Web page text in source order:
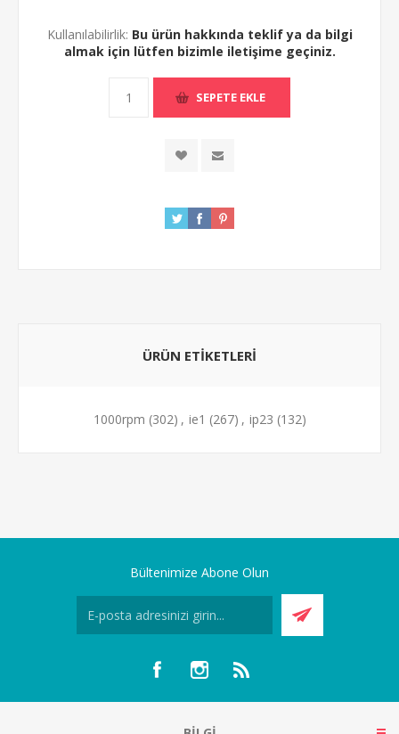
Kullanılabilirlik: Bu ürün hakkında teklif ya da bilgi
almak için lütfen bizimle iletişime geçiniz.
ÜRÜN ETIKETLERI
1000rpm (302) , ie1 (267) , ip23 (132)
Bültenimize Abone Olun